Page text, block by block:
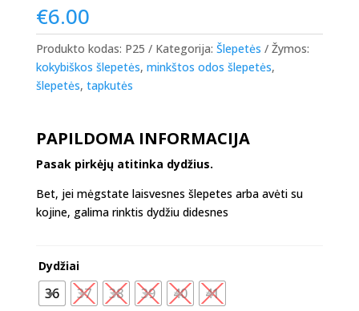
€6.00
Produkto kodas: P25 Kategorija: Šlepetės
Žymos:
kokybiškos šlepetės, minkštos odos šlepetės,
šlepetės, tapkutės
PAPILDOMA INFORMACIJA
Pasak pirkėjų atitinka dydžius.
Bet, jei mėgstate laisvesnes šlepetes arba avėti su
kojine, galima rinktis dydžiu didesnes
Dydžiai
36 37 38 39 40 41